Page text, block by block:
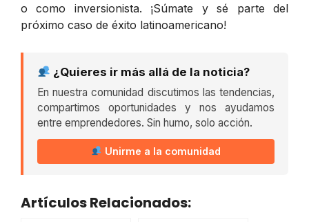
o como inversionista. ¡Súmate y sé parte del
próximo caso de éxito latinoamericano!
¿Quieres ir más allá de la noticia?
En nuestra comunidad discutimos las tendencias,
compartimos oportunidades y nos ayudamos
entre emprendedores. Sin humo, solo acción.
Unirme a la comunidad
Artículos Relacionados: